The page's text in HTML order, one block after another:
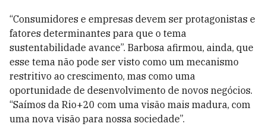
“Consumidores e empresas devem ser protagonistas e
fatores determinantes para que o tema
sustentabilidade avance”. Barbosa afirmou, ainda, que
esse tema não pode ser visto como um mecanismo
restritivo ao crescimento, mas como uma
oportunidade de desenvolvimento de novos negócios.
“Saímos da Rio+20 com uma visão mais madura, com
uma nova visão para nossa sociedade”.